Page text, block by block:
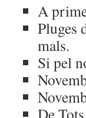
A
Pluges
mals.
Si pel
De